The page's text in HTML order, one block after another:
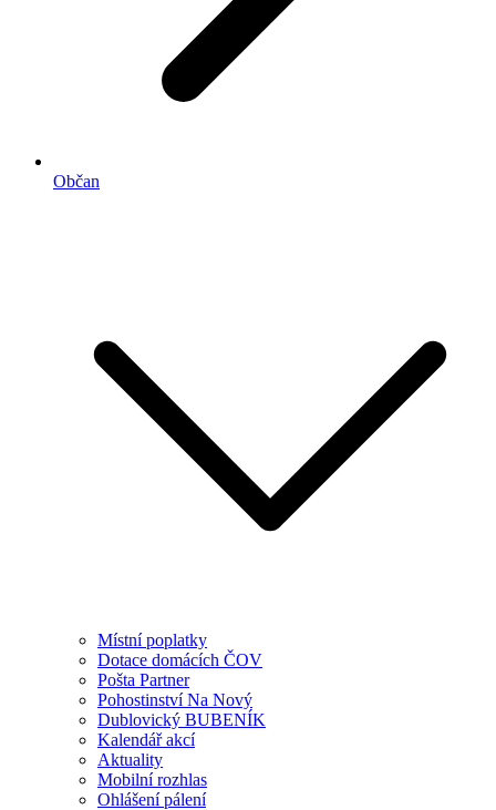
Občan
Místní poplatky
Dotace domácích ČOV
Pošta Partner
Pohostinství Na Nový
Dublovický BUBENÍK
Kalendář akcí
Aktuality
Mobilní rozhlas
Ohlášení pálení